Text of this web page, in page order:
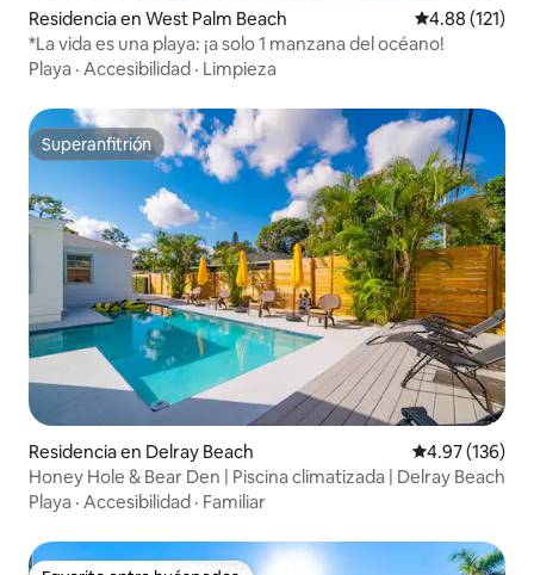
Residencia en West Palm Beach Calificación
4.88 (121)
*La vida es una playa: ¡a solo 1 manzana del océano!
Playa · Accesibilidad · Limpieza
Superanfitrión
Superanfitrión
Residencia en Delray Beach Calificación
4.97 (136)
Honey Hole & Bear Den | Piscina climatizada | Delray Beach
Playa · Accesibilidad · Familiar